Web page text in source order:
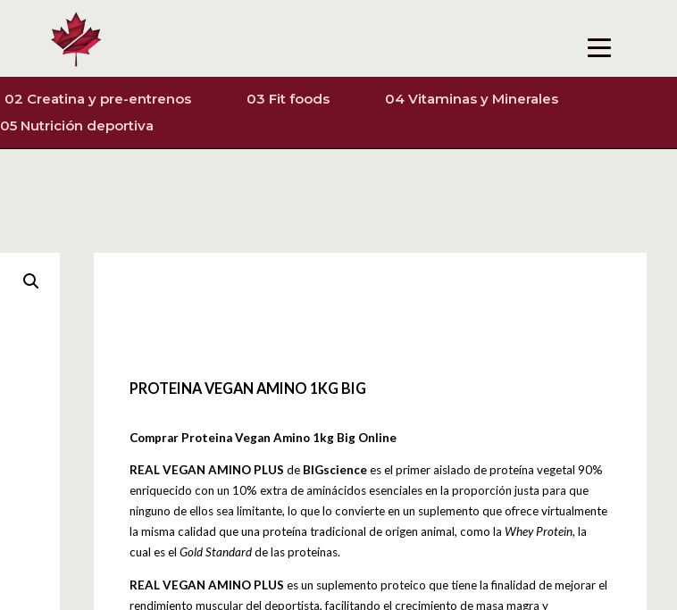
02 Creatina y pre-entrenos 03 Fit foods
04 Vitaminas y Minerales
05 Nutrición deportiva
PROTEINA VEGAN AMINO 1KG BIG
Comprar Proteina Vegan Amino 1kg Big Online
REAL VEGAN AMINO PLUS de BIGsciencees el primer aislado de proteína vegetal 90%
enriquecido con un 10% extra de aminácidos esenciales en la proporción justa para que
ninguno de ellos sea limitante, lo que lo convierte en un suplemento que ofrece virtualmente
la misma calidad que una proteína tradicional de origen animal, como la Whey Protein, la
cual es elGold Standardde las proteínas.
REAL VEGAN AMINO PLUS es un suplemento proteico que tiene la finalidad de mejorar el
rendimiento muscular del deportista, facilitando el crecimiento de masa magra y